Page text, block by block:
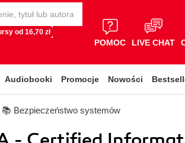
od 16,70 zł
POMOC LIVE CHAT
Audiobooki Promocje Nowości
📚 Bezpieczeństwo systemów